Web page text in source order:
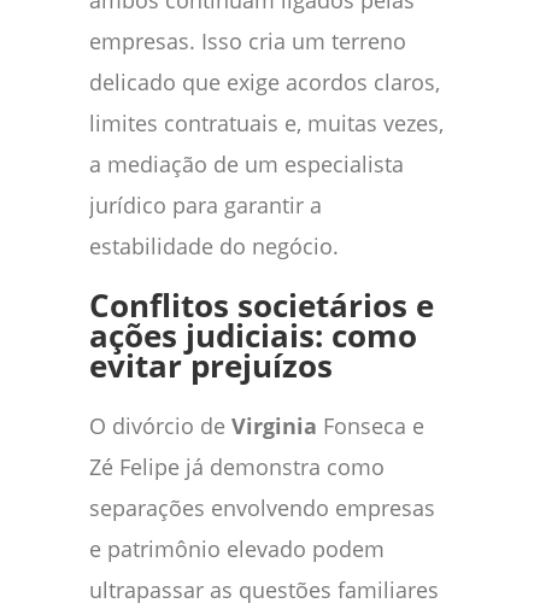
empresas. Isso cria um terreno
delicado que exige acordos claros,
limites contratuais e, muitas vezes,
a mediação de um especialista
jurídico para garantir a
estabilidade do negócio.
Conflitos societários e
ações judiciais: como
evitar prejuízos
O divórcio de Virginia Fonseca e
Zé Felipe já demonstra como
separações envolvendo empresas
e patrimônio elevado podem
ultrapassar as questões familiares